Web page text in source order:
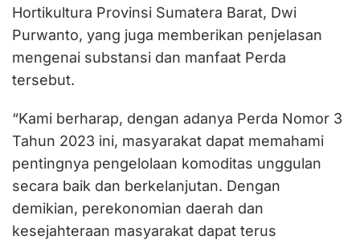
Hortikultura Provinsi Sumatera Barat, Dwi
Purwanto, yang juga memberikan penjelasan
mengenai substansi dan manfaat Perda
tersebut.
“Kami berharap, dengan adanya Perda Nomor 3
Tahun 2023 ini, masyarakat dapat memahami
pentingnya pengelolaan komoditas unggulan
secara baik dan berkelanjutan. Dengan
demikian, perekonomian daerah dan
kesejahteraan masyarakat dapat terus